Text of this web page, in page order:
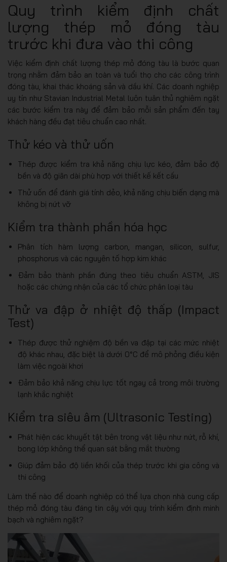
Quy trình kiểm định chất
lượng thép mỏ đóng tàu
trước khi đưa vào thi công
Việc kiểm định chất lượng thép mỏ đóng tàu là bước quan
trọng nhằm đảm bảo an toàn và tuổi thọ cho các công trình
đóng tàu, khai thác khoáng sản và dầu khí. Các doanh nghiệp
uy tín như Stavian Industrial Metal luôn tuân thủ nghiêm ngặt
các bước kiểm tra này để đảm bảo mỗi sản phẩm đến tay
khách hàng đều đạt tiêu chuẩn cao nhất.
Thử kéo và thử uốn
Thép được kiểm tra khả năng chịu lực kéo, đảm bảo độ
bền và độ giãn dài phù hợp với thiết kế kết cấu
Thử uốn để đánh giá tính dẻo, khả năng chịu biến dạng mà
không bị nứt vỡ
Kiểm tra thành phần hóa học
Phân tích hàm lượng carbon, mangan, silicon, sulfur,
phosphorus và các nguyên tố hợp kim khác
Đảm bảo thành phần đúng theo tiêu chuẩn ASTM, JIS
hoặc các chứng nhận của các tổ chức phân loại tàu
Thử va đập ở nhiệt độ thấp (Impact
Test)
Thép được thử nghiệm độ bền va đập tại các mức nhiệt
độ khác nhau, đặc biệt là dưới 0°C để mô phỏng điều kiện
làm việc ngoài khơi
Đảm bảo khả năng chịu lực tốt ngay cả trong môi trường
lạnh khắc nghiệt
Kiểm tra siêu âm (Ultrasonic Testing)
Phát hiện các khuyết tật bên trong vật liệu như nứt, rỗ khí,
bong lớp không thể quan sát bằng mắt thường
Giúp đảm bảo độ liền khối của thép trước khi gia công và
thi công
Làm thế nào để doanh nghiệp có thể lựa chọn nhà cung cấp
thép mỏ đóng tàu đáng tin cậy với quy trình kiểm định minh
bạch và nghiêm ngặt?